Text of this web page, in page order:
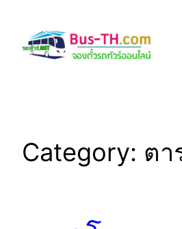
content
Category: ตา